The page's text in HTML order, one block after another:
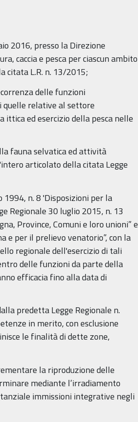
2016, presso la Direzione
caccia e pesca per ciascun ambito
citata L.R. n. 13/2015;
delle funzioni
quelle relative al settore
ed esercizio della pesca nelle
fauna selvatica ed attività
articolato della citata Legge
1994, n. 8 'Disposizioni per la
Regionale 30 luglio 2015, n. 13
Province, Comuni e loro unioni” e
e per il prelievo venatorio”, con la
regionale dell'esercizio di tali
delle funzioni da parte della
efficacia fino alla data di
predetta Legge Regionale n.
in merito, con esclusione
le finalità di dette zone,
la riproduzione delle
mediante l’irradiamento
immissioni integrative negli